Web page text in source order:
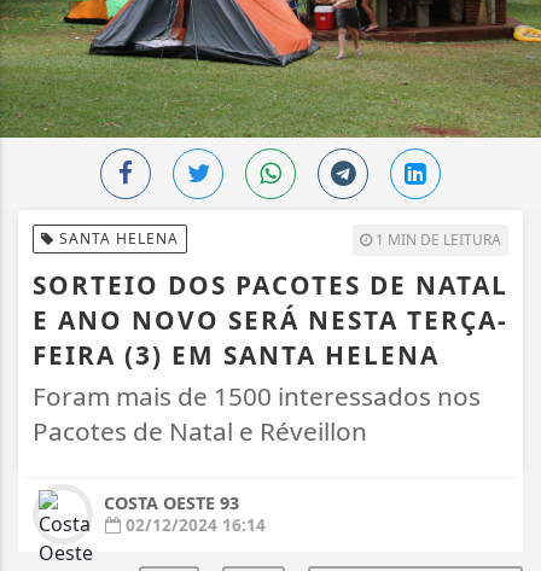
SANTA HELENA 1 MIN DE LEITURA
SORTEIO DOS PACOTES DE NATAL
E ANO NOVO SERÁ NESTA TERÇA-
FEIRA (3) EM SANTA HELENA
Foram mais de 1500 interessados nos
Pacotes de Natal e Réveillon
COSTA OESTE 93
02/12/2024 16:14